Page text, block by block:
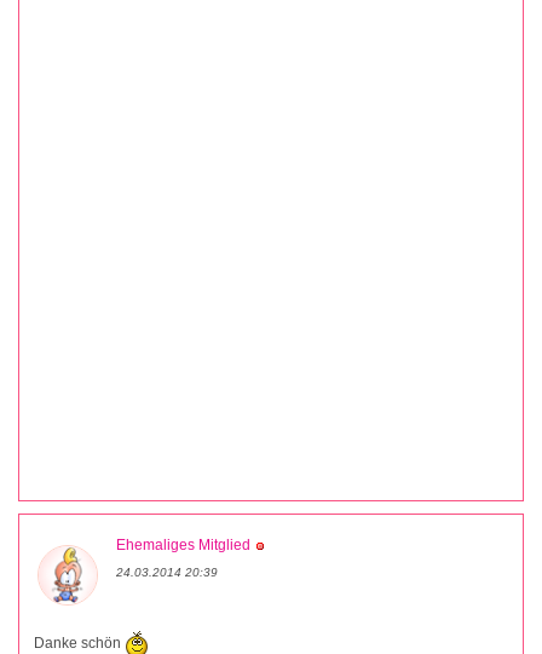
Ehemaliges Mitglied
24.03.2014 20:39
Danke schön